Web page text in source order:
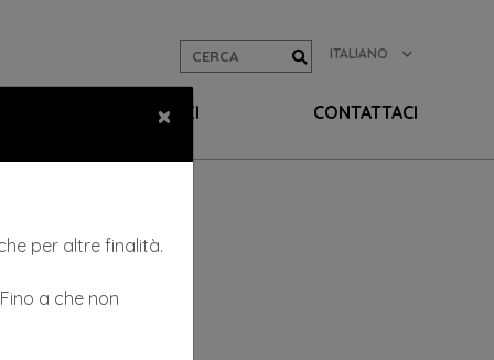
ITALIANO
SERVIZI CONTATTACI
×
per altre finalità.
a che non